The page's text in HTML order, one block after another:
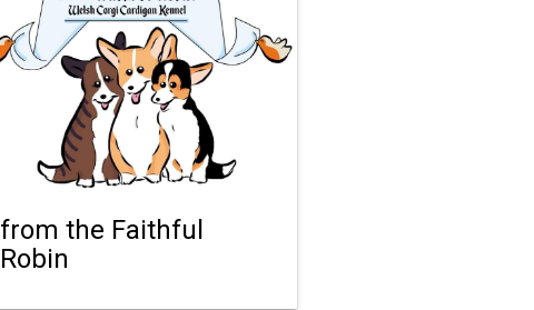
from the Faithful
Robin